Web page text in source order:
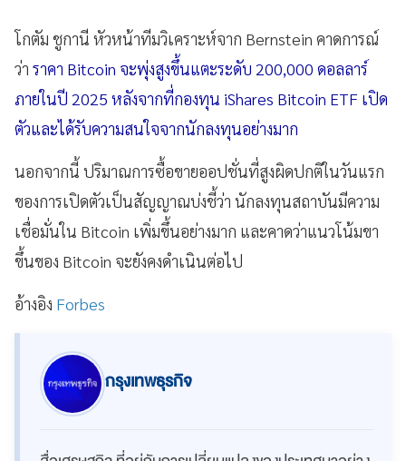
โกตัม ชูกานี หัวหน้าทีมวิเคราะห์จาก Bernstein คาดการณ์
ว่า ราคา Bitcoin จะพุ่งสูงขึ้นแตะระดับ 200,000 ดอลลาร์
ภายในปี 2025 หลังจากที่กองทุน iShares Bitcoin ETF เปิด
ตัวและได้รับความสนใจจากนักลงทุนอย่างมาก
นอกจากนี้ ปริมาณการซื้อขายออปชั่นที่สูงผิดปกติในวันแรก
ของการเปิดตัวเป็นสัญญาณบ่งชี้ว่า นักลงทุนสถาบันมีความ
เชื่อมั่นใน Bitcoin เพิ่มขึ้นอย่างมาก และคาดว่าแนวโน้มขา
ขึ้นของ Bitcoin จะยังคงดำเนินต่อไป
อ้างอิง Forbes
กรุงเทพธุรกิจ